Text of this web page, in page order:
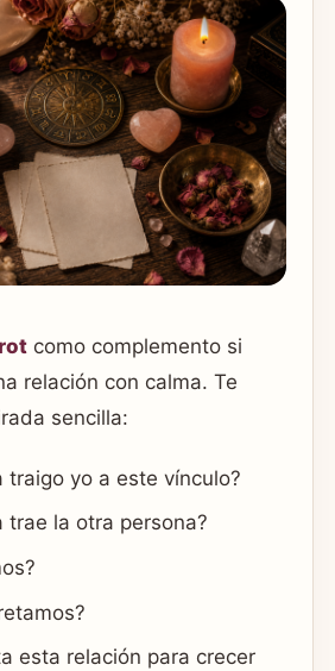
como complemento si
relación con calma. Te
sencilla:
traigo yo a este vínculo?
trae la otra persona?
esta relación para crecer